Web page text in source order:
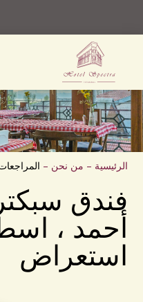
الرئيسية – من نحن –
فندق
أحمد ،
استعراض